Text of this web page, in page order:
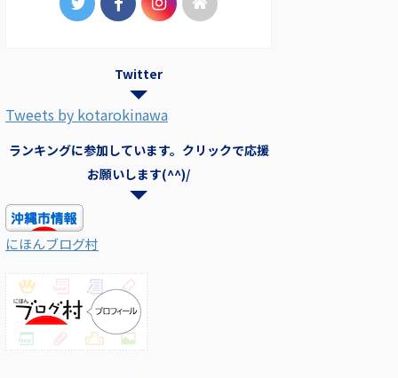
Twitter
Tweets by kotarokinawa
ランキングに参加しています。クリックで応援
お願いします(^^)/
にほんブログ村